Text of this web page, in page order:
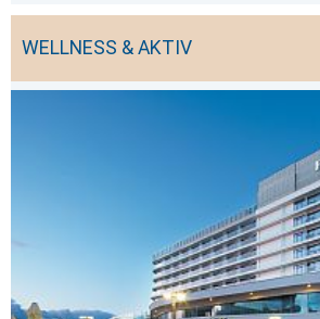
WELLNESS & AKTIV